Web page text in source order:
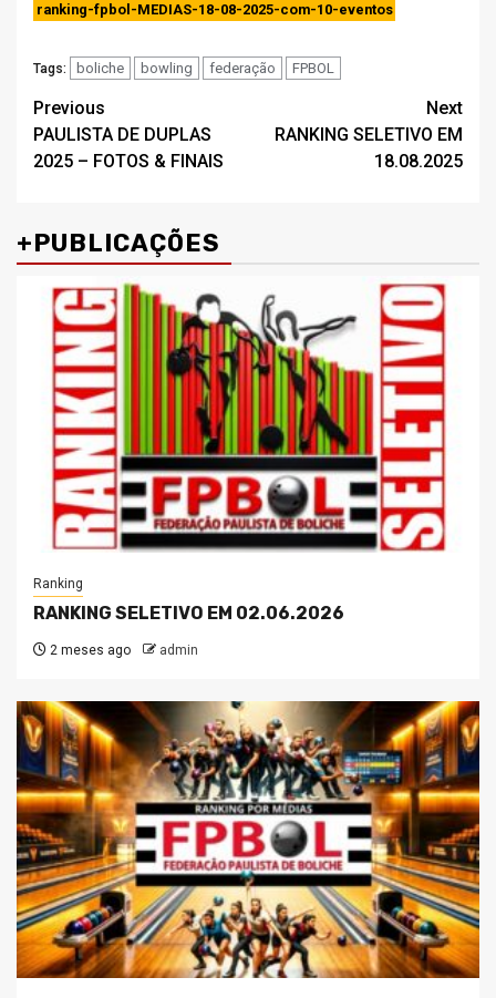
ranking-fpbol-MEDIAS-18-08-2025-com-10-eventos
Tags: boliche bowling federação FPBOL
Post
navigation
Previous
PAULISTA DE DUPLAS
2025 – FOTOS & FINAIS
Next
RANKING SELETIVO EM
18.08.2025
+PUBLICAÇÕES
Ranking
RANKING SELETIVO EM 02.06.2026
2 meses ago admin